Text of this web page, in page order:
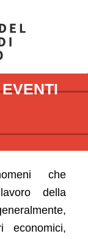
che
della
economici,